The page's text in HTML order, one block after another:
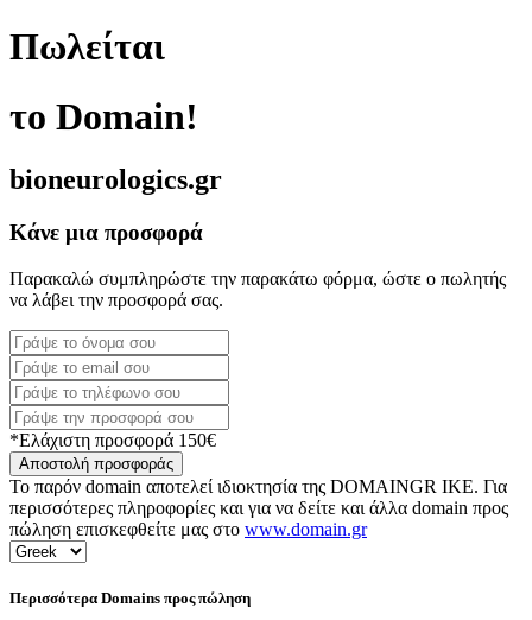
Πωλείται
το Domain!
bioneurologics.gr
Κάνε μια προσφορά
Παρακαλώ συμπληρώστε την παρακάτω φόρμα, ώστε ο πωλητής
να λάβει την προσφορά σας.
*Ελάχιστη προσφορά 150€
Αποστολή προσφοράς
Το παρόν domain αποτελεί ιδιοκτησία της DOMAINGR ΙΚΕ. Για
περισσότερες πληροφορίες και για να δείτε και άλλα domain προς
πώληση επισκεφθείτε μας στο www.domain.gr
Περισσότερα Domains προς πώληση